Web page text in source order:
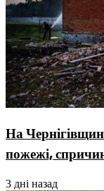
На
пожежі,
3 дні назад